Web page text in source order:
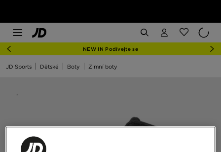
NEW IN Podívejte se
JD Sports Dětské Boty Zimní boty